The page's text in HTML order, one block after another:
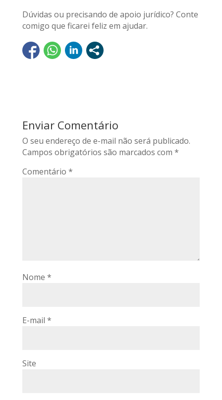
Dúvidas ou precisando de apoio jurídico? Conte
comigo que ficarei feliz em ajudar.
Enviar Comentário
O seu endereço de e-mail não será publicado.
Campos obrigatórios são marcados com *
Comentário *
Nome *
E-mail *
Site